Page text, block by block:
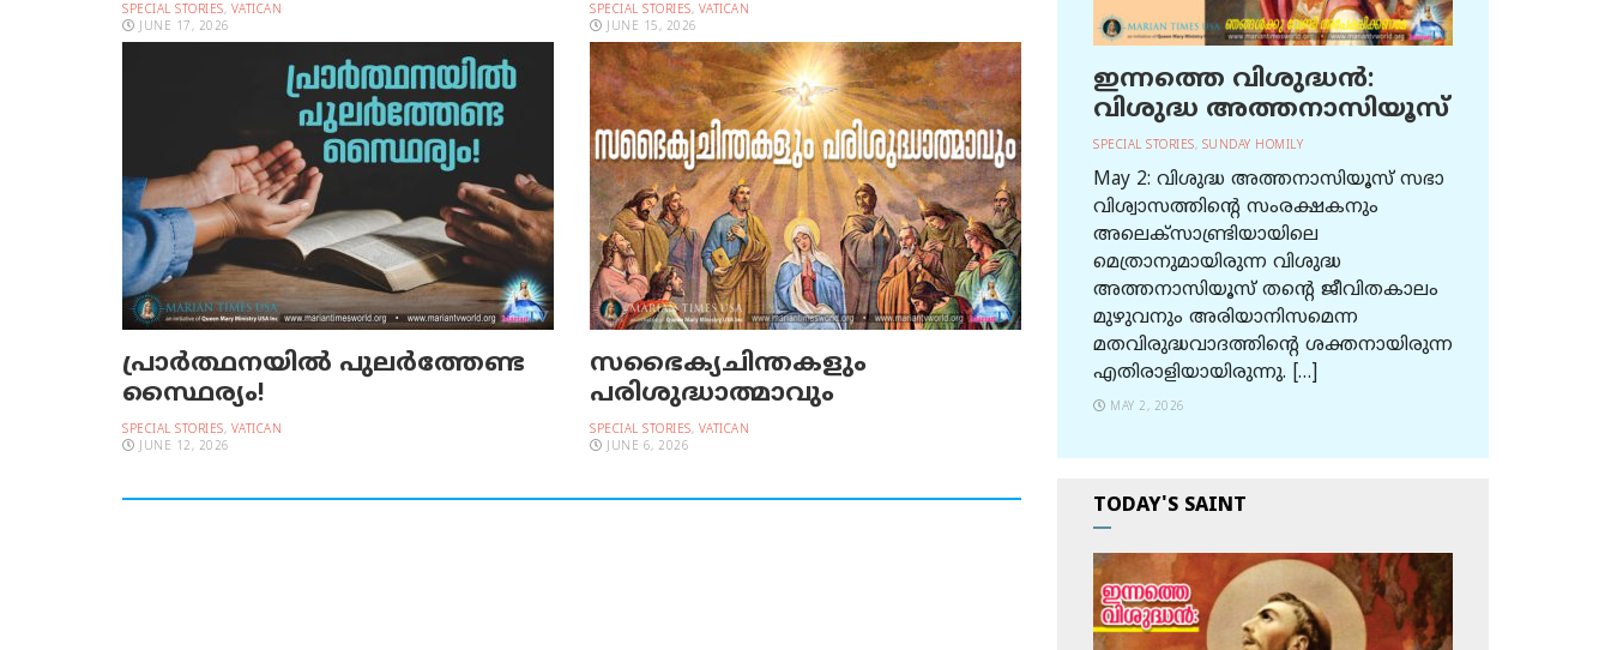
SPECIAL STORIES, VATICAN
JUNE 17, 2026
SPECIAL STORIES, VATICAN
JUNE 15, 2026
പ്രാര്‍ത്ഥനയില്‍ പുലര്‍ത്തേണ്ട
സ്ഥൈര്യം!
SPECIAL STORIES, VATICAN
JUNE 12, 2026
സഭൈക്യചിന്തകളും
പരിശുദ്ധാത്മാവും
SPECIAL STORIES, VATICAN
JUNE 6, 2026
ഇന്നത്തെ വിശുദ്ധന്‍:
വിശുദ്ധ അത്തനാസിയൂസ്
SPECIAL STORIES, SUNDAY HOMILY
May 2: വിശുദ്ധ അത്തനാസിയൂസ് സഭാ
വിശ്വാസത്തിന്റെ സംരക്ഷകനും
അലെക്സാണ്ട്രിയായിലെ
മെത്രാനുമായിരുന്ന വിശുദ്ധ
അത്തനാസിയൂസ് തന്റെ ജീവിതകാലം
മുഴുവനും അരിയാനിസമെന്ന
മതവിരുദ്ധവാദത്തിന്റെ ശക്തനായിരുന്ന
എതിരാളിയായിരുന്നു. […]
MAY 2, 2026
TODAY'S SAINT